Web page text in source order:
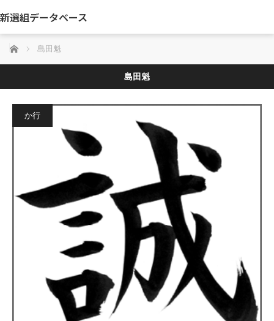
新選組データベース
ホーム 島田魁
島田魁
か行